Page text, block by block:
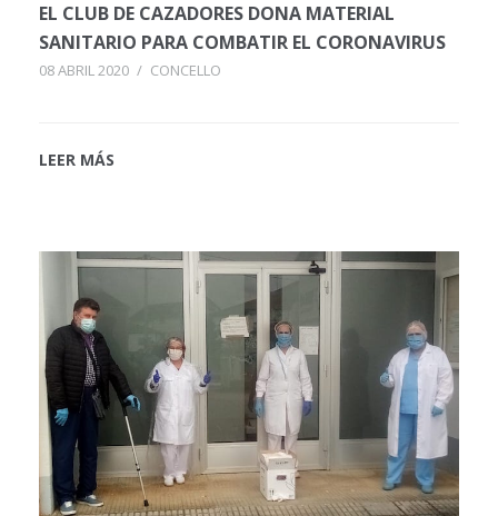
EL CLUB DE CAZADORES DONA MATERIAL
SANITARIO PARA COMBATIR EL CORONAVIRUS
08 ABRIL 2020 / CONCELLO
LEER MÁS